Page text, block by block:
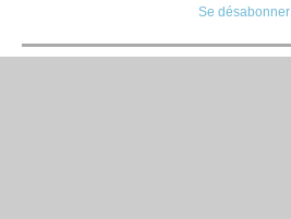
Se désabonner